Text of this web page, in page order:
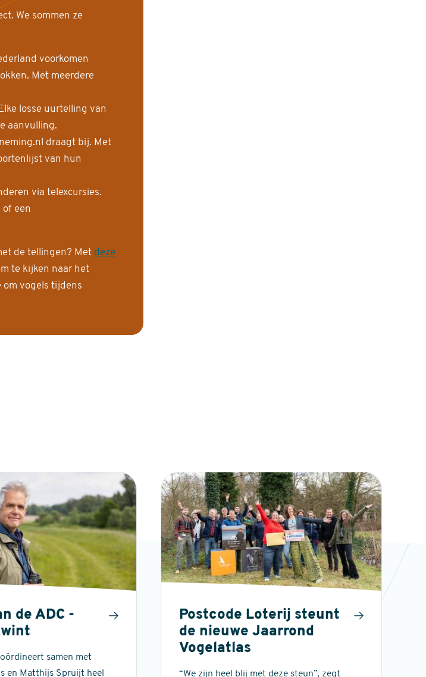
We sommen ze
voorkomen
Met meerdere
losse uurtelling van
aanvulling.
draagt bij. Met
van hun
via telexcursies.
of een
de tellingen? Met deze
te kijken naar het
om vogels tijdens
de ADC -
samen met
en Matthijs Spruijt heel
Postcode Loterij steunt
de nieuwe Jaarrond
Vogelatlas
“We zijn heel blij met deze steun”, zegt